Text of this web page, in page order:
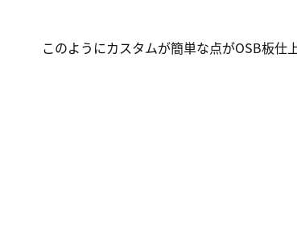
このようにカスタムが簡単な点がOSB板仕